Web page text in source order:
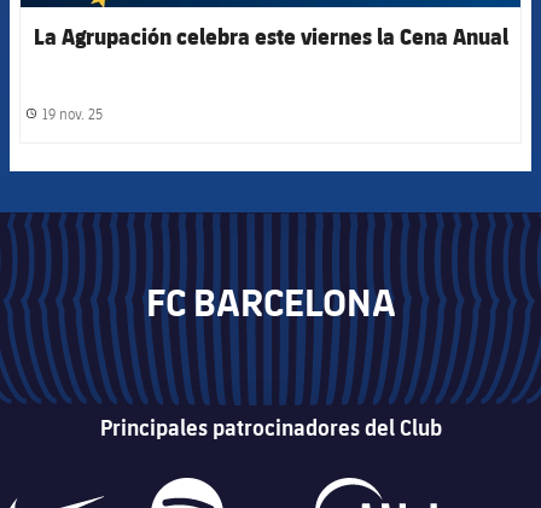
La Agrupación celebra este viernes la Cena Anual
label.share.clock
19 nov. 25
FC BARCELONA
Principales patrocinadores del Club